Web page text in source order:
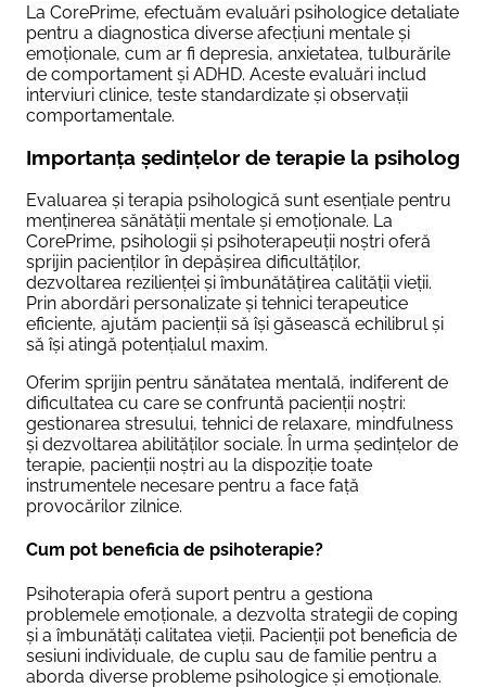
La CorePrime, efectuăm evaluări psihologice detaliate
pentru a diagnostica diverse afecțiuni mentale și
emoționale, cum ar fi depresia, anxietatea, tulburările
de comportament și ADHD. Aceste evaluări includ
interviuri clinice, teste standardizate și observații
comportamentale.
Importanța ședințelor de terapie la psiholog
Evaluarea și terapia psihologică sunt esențiale pentru
menținerea sănătății mentale și emoționale. La
CorePrime, psihologii și psihoterapeuții noștri oferă
sprijin pacienților în depășirea dificultăților,
dezvoltarea rezilienței și îmbunătățirea calității vieții.
Prin abordări personalizate și tehnici terapeutice
eficiente, ajutăm pacienții să își găsească echilibrul și
să își atingă potențialul maxim.
Oferim sprijin pentru sănătatea mentală, indiferent de
dificultatea cu care se confruntă pacienții noștri:
gestionarea stresului, tehnici de relaxare, mindfulness
și dezvoltarea abilităților sociale. În urma ședințelor de
terapie, pacienții noștri au la dispoziție toate
instrumentele necesare pentru a face față
provocărilor zilnice.
Cum pot beneficia de psihoterapie?
Psihoterapia oferă suport pentru a gestiona
problemele emoționale, a dezvolta strategii de coping
și a îmbunătăți calitatea vieții. Pacienții pot beneficia de
sesiuni individuale, de cuplu sau de familie pentru a
aborda diverse probleme psihologice și emoționale.